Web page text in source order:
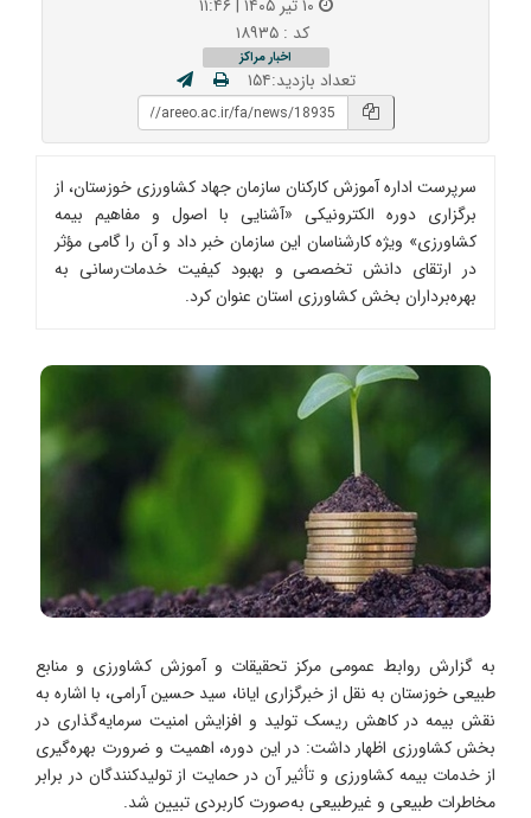
کد : ۱۸۹۳۵
اخبار مراکز
تعداد بازدید:۱۵۴
سرپرست اداره آموزش کارکنان سازمان جهاد کشاورزی خوزستان، از
برگزاری دوره الکترونیکی «آشنایی با اصول و مفاهیم بیمه
کشاورزی» ویژه کارشناسان این سازمان خبر داد و آن را گامی مؤثر
در ارتقای دانش تخصصی و بهبود کیفیت خدمات‌رسانی به
بهره‌برداران بخش کشاورزی استان عنوان کرد.
به گزارش روابط عمومی مرکز تحقیقات و آموزش کشاورزی و منابع
طبیعی خوزستان به نقل از خبرگزاری ایانا، سید حسین آرامی، با اشاره به
نقش بیمه در کاهش ریسک تولید و افزایش امنیت سرمایه‌گذاری در
بخش کشاورزی اظهار داشت: در این دوره، اهمیت و ضرورت بهره‌گیری
از خدمات بیمه کشاورزی و تأثیر آن در حمایت از تولیدکنندگان در برابر
مخاطرات طبیعی و غیرطبیعی به‌صورت کاربردی تبیین شد.